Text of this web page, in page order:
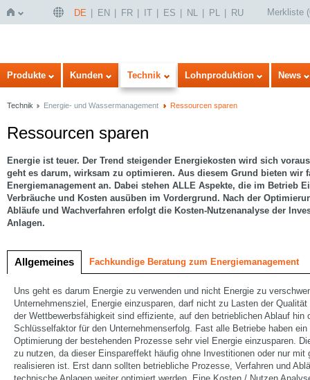
Startseite
DE EN FR IT ES NL PL RU Merkliste (
Produkte Kunden Technik Lohnproduktion News
Technik Energie- und Wassermanagement Ressourcen sparen
Ressourcen sparen
Energie ist teuer. Der Trend steigender Energiekosten wird sich
geht es darum, wirksam zu optimieren. Aus diesem Grund bieten wir
Energiemanagement an. Dabei stehen ALLE Aspekte, die im Betrieb
Verbräuche und Kosten ausüben im Vordergrund. Nach der
Abläufe und Wachverfahren erfolgt die Kosten-Nutzenanalyse der
Anlagen.
Allgemeines Fachkundige Beratung zum Energiemanagement
Uns geht es darum Energie zu verwenden und nicht Energie zu
Unternehmensziel, Energie einzusparen, darf nicht zu Lasten der
der Wettbewerbsfähigkeit sind effiziente, auf den betrieblichen Ablauf hin
Schlüsselfaktor für den Unternehmenserfolg. Fast alle Betriebe haben
Optimierung der bestehenden Prozesse sehr viel Energie einzusparen.
zu nutzen, da dieser Einspareffekt häufig ohne Investitionen oder nur mit
realisieren ist. Erst dann sollten betriebliche Prozesse, Verfahren und